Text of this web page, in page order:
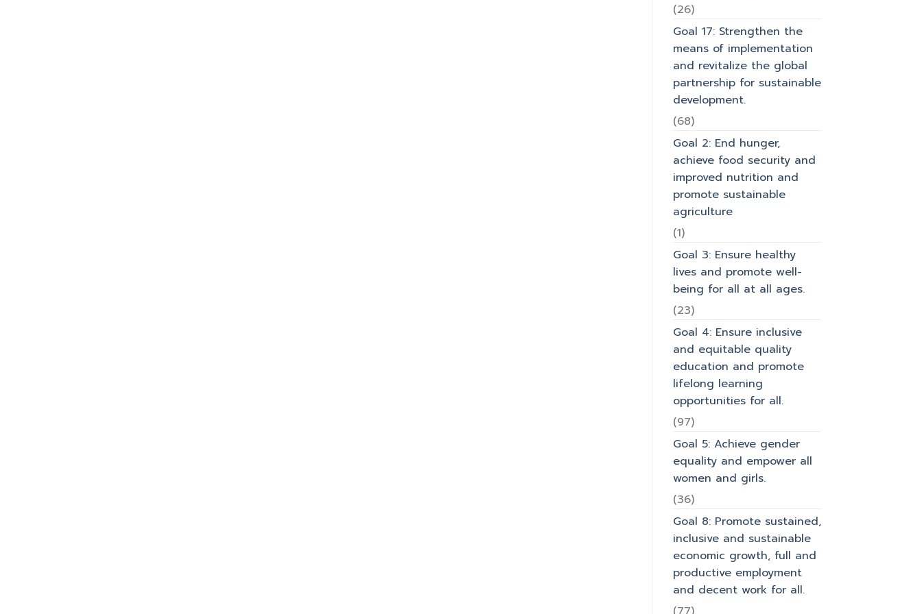
(26)
Goal 17: Strengthen the
means of implementation
and revitalize the global
partnership for sustainable
development.
(68)
Goal 2: End hunger,
achieve food security and
improved nutrition and
promote sustainable
agriculture
(1)
Goal 3: Ensure healthy
lives and promote well-
being for all at all ages.
(23)
Goal 4: Ensure inclusive
and equitable quality
education and promote
lifelong learning
opportunities for all.
(97)
Goal 5: Achieve gender
equality and empower all
women and girls.
(36)
Goal 8: Promote sustained,
inclusive and sustainable
economic growth, full and
productive employment
and decent work for all.